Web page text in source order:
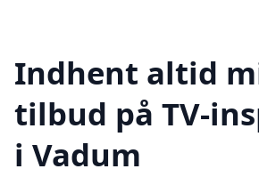
Indhent altid
tilbud på TV-
i Vadum